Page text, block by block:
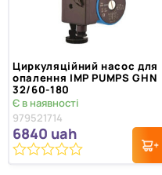
Циркуляційний насос для
опалення IMP PUMPS GHN
32/60-180
Є в наявності
979521714
6840 uah